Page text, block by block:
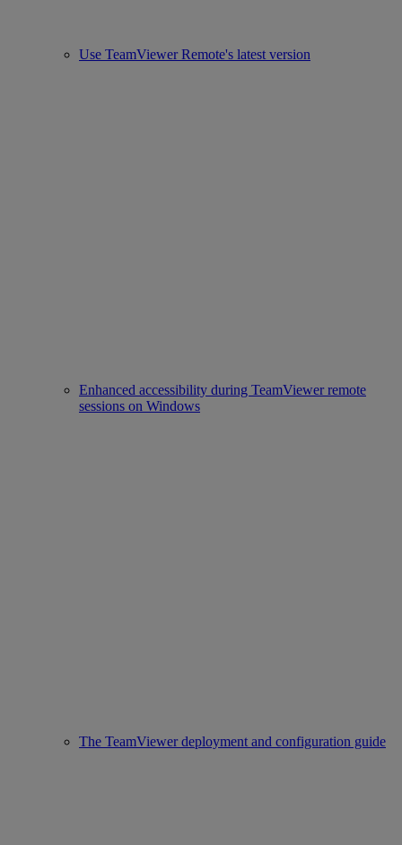
Use TeamViewer Remote's latest version
Enhanced accessibility during TeamViewer remote
sessions on Windows
The TeamViewer deployment and configuration guide